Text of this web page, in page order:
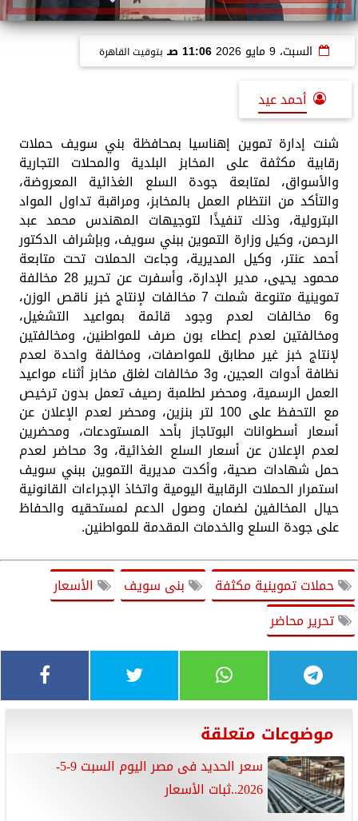
السبت، 9 مايو 2026 11:06 صـ بتوقيت القاهرة
أحمد عيد
شنت إدارة تموين إهناسيا بمحافظة بني سويف حملات
رقابية مكثفة على المخابز البلدية والمحلات التجارية
والأسواق، لمتابعة جودة السلع الغذائية المعروضة،
والتأكد من انتظام العمل بالمخابز، ومراقبة تداول المواد
البترولية، وذلك تنفيذًا لتوجيهات المهندس محمد عبد
الرحمن، وكيل وزارة التموين ببني سويف، وبإشراف الدكتور
أحمد عنتر، وكيل المديرية، وجاءت الحملات تحت متابعة
محمود يحيى، مدير الإدارة، وأسفرت عن تحرير 28 مخالفة
تموينية متنوعة شملت 7 مخالفات لإنتاج خبز ناقص الوزن،
و6 مخالفات لعدم وجود قائمة بمواعيد التشغيل،
ومخالفتين لعدم إعطاء بون صرف للمواطنين، ومخالفتين
لإنتاج خبز غير مطابق للمواصفات، ومخالفة واحدة لعدم
نظافة أدوات العجين، و3 مخالفات لغلق مخابز أثناء مواعيد
العمل الرسمية، ومحضر لطلمبة رصيف تعمل بدون ترخيص
مع التحفظ على 100 لتر بنزين، ومحضر لعدم الإعلان عن
أسعار أسطوانات البوتاجاز بأحد المستودعات، ومحضرين
لعدم الإعلان عن أسعار السلع الغذائية، و3 محاضر لعدم
حمل شهادات صحية، وأكدت مديرية التموين ببني سويف
استمرار الحملات الرقابية اليومية واتخاذ الإجراءات القانونية
حيال المخالفين لضمان وصول الدعم لمستحقيه والحفاظ
على جودة السلع والخدمات المقدمة للمواطنين.
حملات تموينية مكثفة بنى سويف
الأسعار
تحرير محاضر
موضوعات متعلقة
سعر الحديد فى مصر اليوم السبت 9-5-
2026..ثبات الأسعار